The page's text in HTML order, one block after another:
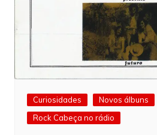
Curiosidades
Novos álbuns
Rock Cabeça no rádio